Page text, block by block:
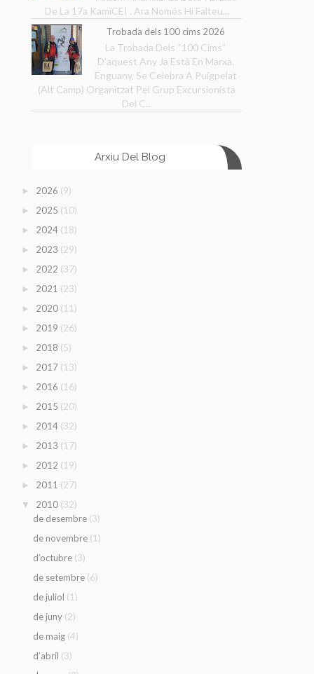
De La 17a KamiCEI . Ara Només Hi Falteu...
Trobada dels 100 cims 2026
La Trobada Dels “100 Cims”
D’aquest Any Ja Està En Marxa.
Enguany, Se Celebra A Puigpelat
(Alt Camp) Organitzat Pel Grup Excursionista
Del C...
Arxiu Del Blog
► 2026 (9)
► 2025 (10)
► 2024 (18)
► 2023 (29)
► 2022 (37)
► 2021 (23)
► 2020 (11)
► 2019 (26)
► 2018 (5)
► 2017 (13)
► 2016 (16)
► 2015 (20)
► 2014 (32)
► 2013 (17)
► 2012 (19)
► 2011 (27)
▼ 2010 (32)
de desembre (3)
de novembre (1)
d’octubre (3)
de setembre (6)
de juliol (1)
de juny (2)
de maig (4)
d’abril (3)